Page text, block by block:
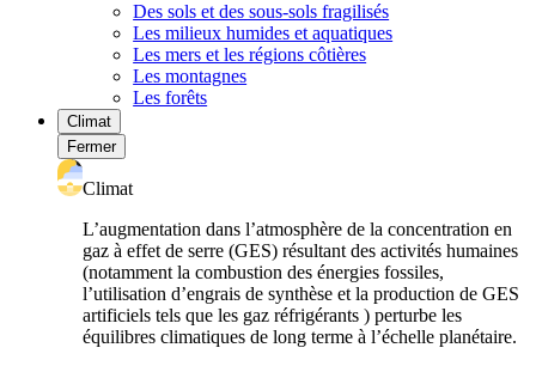
Des sols et des sous-sols fragilisés
Les milieux humides et aquatiques
Les mers et les régions côtières
Les montagnes
Les forêts
Climat
Fermer
Climat
L’augmentation dans l’atmosphère de la concentration en
gaz à effet de serre (GES) résultant des activités humaines
(notamment la combustion des énergies fossiles,
l’utilisation d’engrais de synthèse et la production de GES
artificiels tels que les gaz réfrigérants ) perturbe les
équilibres climatiques de long terme à l’échelle planétaire.